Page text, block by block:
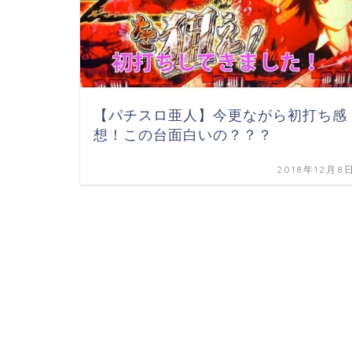
【パチスロ亜人】今更ながら初打ち感
想！この台面白いの？？？
2018年12月8